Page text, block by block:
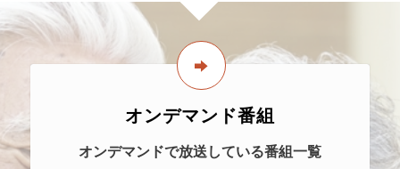
オンデマンド番組
オンデマンドで放送している番組一覧